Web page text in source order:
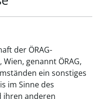
der ÖRAG-
genannt ÖRAG,
ein sonstiges
im Sinne des
ihren anderen